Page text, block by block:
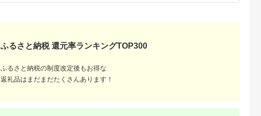
出典：ふるなび
大阪府 門真市
5.0
出典：ふるなび
広島県 廿日市
5.0 5.0
ふるさと納税 還元率ランキングTOP300
ふるさと納税の制度改定後もお得な
返礼品はまだまだたくさんあります！